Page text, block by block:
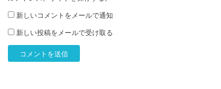
新しいコメントをメールで通知
新しい投稿をメールで受け取る